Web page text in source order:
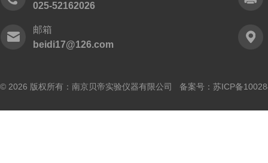
025-52162026
邮箱
beidi17@126.com
© 2026 版权所有：南京贝帝实验仪器有限公司 备案号： 苏ICP备